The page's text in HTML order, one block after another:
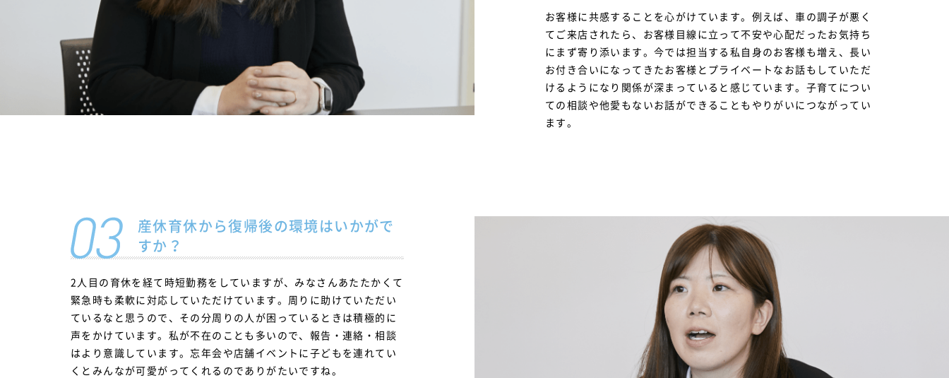
お客様に共感することを心がけています。例えば、車の調子が悪く
てご来店されたら、お客様目線に立って不安や心配だったお気持ち
にまず寄り添います。今では担当する私自身のお客様も増え、長い
お付き合いになってきたお客様とプライベートなお話もしていただ
けるようになり関係が深まっていると感じています。子育てについ
ての相談や他愛もないお話ができることもやりがいにつながってい
ます。
産休育休から復帰後の環境はいかがで
すか？
2人目の育休を経て時短勤務をしていますが、みなさんあたたかくて
緊急時も柔軟に対応していただけています。周りに助けていただい
ているなと思うので、その分周りの人が困っているときは積極的に
声をかけています。私が不在のことも多いので、報告・連絡・相談
はより意識しています。忘年会や店舗イベントに子どもを連れてい
くとみんなが可愛がってくれるのでありがたいですね。